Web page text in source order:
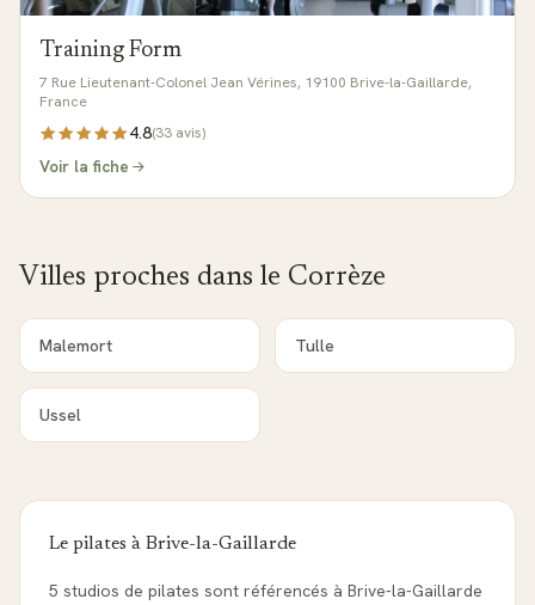
Training Form
7 Rue Lieutenant-Colonel Jean Vérines, 19100 Brive-la-Gaillarde,
France
4.8(33 avis)
Voir la fiche
Villes proches dans le Corrèze
Malemort Tulle
Ussel
Le pilates à Brive-la-Gaillarde
5 studios de pilates sont référencés à Brive-la-Gaillarde